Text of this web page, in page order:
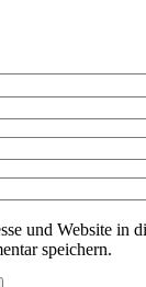
und Website in
speichern.